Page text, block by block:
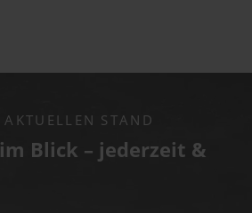
STAND
Blick – jederzeit &